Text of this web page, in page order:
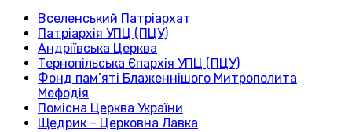
Вселенський Патріархат
Патріархія УПЦ (ПЦУ)
Андріївська Церква
Тернопільська Єпархія УПЦ (ПЦУ)
Фонд пам’яті Блаженнішого Митрополита
Мефодія
Помісна Церква України
Щедрик – Церковна Лавка